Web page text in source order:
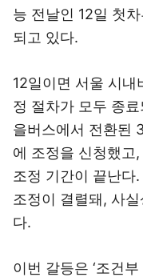
능 전날인 12일 첫
되고 있다.
12일이면 서울 시
정 절차가 모두 종
을버스에서 전환된
에 조정을 신청했고
조정 기간이 끝난다
조정이 결렬돼, 사
다.
이번 갈등은 ‘조건